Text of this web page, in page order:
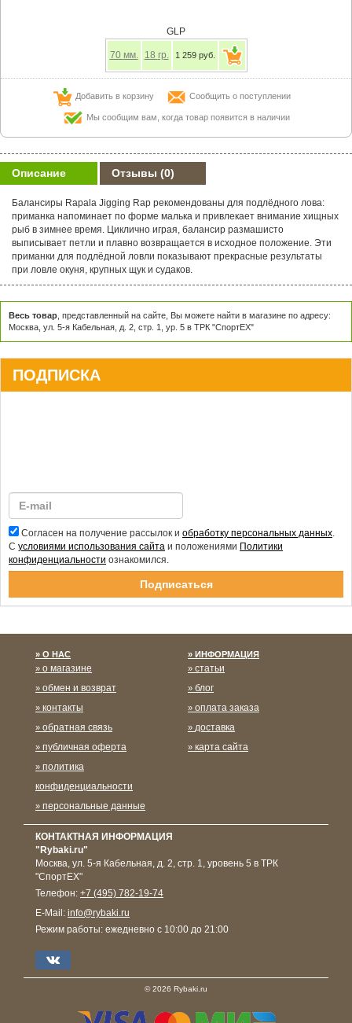
GLP
70 мм. 18 гр. 1 259 руб.
Добавить в корзину Сообщить о поступлении
Мы сообщим вам, когда товар появится в наличии
Описание Отзывы (0)
Балансиры Rapala Jigging Rap рекомендованы для подлёдного лова:
приманка напоминает по форме малька и привлекает внимание хищных
рыб в зимнее время. Циклично играя, балансир размашисто
выписывает петли и плавно возвращается в исходное положение. Эти
приманки для подлёдной ловли показывают прекрасные результаты
при ловле окуня, крупных щук и судаков.
Весь товар , представленный на сайте, Вы можете найти в магазине по адресу:
Москва, ул. 5-я Кабельная, д. 2, стр. 1, ур. 5 в ТРК "СпортЕХ"
ПОДПИСКА
Согласен на получение рассылок и обработку персональных данных
С условиями использования сайта и положениями Политики
конфиденциальности ознакомился.
О НАС
о магазине
обмен и возврат
контакты
обратная связь
публичная оферта
политика
конфиденциальности
персональные данные
ИНФОРМАЦИЯ
статьи
блог
оплата заказа
доставка
карта сайта
КОНТАКТНАЯ ИНФОРМАЦИЯ
"Rybaki.ru"
Москва, ул. 5-я Кабельная, д. 2, стр. 1, уровень 5 в ТРК
"СпортЕХ"
Телефон: +7 (495) 782-19-74
E-Mail: info@rybaki.ru
Режим работы: ежедневно с 10:00 до 21:00
© 2026 Rybaki.ru